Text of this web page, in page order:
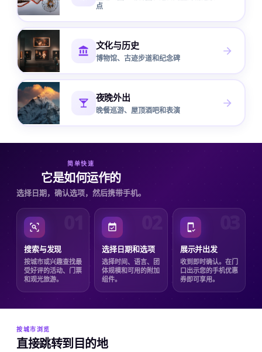
点
文化与历史
博物馆、古迹步道和纪念碑
夜晚外出
晚餐巡游、屋顶酒吧和表演
简单快速
它是如何运作的
选择日期，确认选项，然后携带手机。
搜索与发现
按城市或兴趣查找最
受好评的活动、门票
和观光旅游。
选择日期和选项
选择时间、语言、团
体规模和可用的附加
组件。
展示并出发
收到即时确认。在门
口出示您的手机优惠
券即可享用。
按城市浏览
直接跳转到目的地